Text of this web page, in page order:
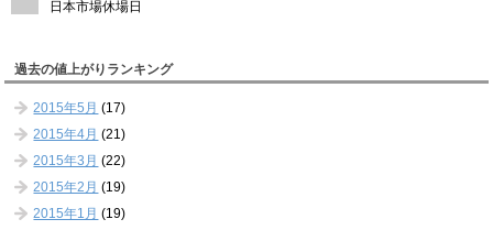
日本市場休場日
過去の値上がりランキング
2015年5月 (17)
2015年4月 (21)
2015年3月 (22)
2015年2月 (19)
2015年1月 (19)